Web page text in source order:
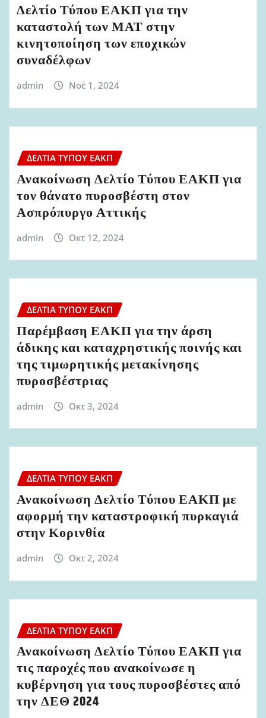
Δελτίο Τύπου ΕΑΚΠ για την
καταστολή των ΜΑΤ στην
κινητοποίηση των εποχικών
συναδέλφων
admin Νοέ 1, 2024
ΔΕΛΤΊΑ ΤΎΠΟΥ ΕΑΚΠ
Ανακοίνωση Δελτίο Τύπου ΕΑΚΠ για
τον θάνατο πυροσβέστη στον
Ασπρόπυργο Αττικής
admin Οκτ 12, 2024
ΔΕΛΤΊΑ ΤΎΠΟΥ ΕΑΚΠ
Παρέμβαση ΕΑΚΠ για την άρση
άδικης και καταχρηστικής ποινής και
της τιμωρητικής μετακίνησης
πυροσβέστριας
admin Οκτ 3, 2024
ΔΕΛΤΊΑ ΤΎΠΟΥ ΕΑΚΠ
Ανακοίνωση Δελτίο Τύπου ΕΑΚΠ με
αφορμή την καταστροφική πυρκαγιά
στην Κορινθία
admin Οκτ 2, 2024
ΔΕΛΤΊΑ ΤΎΠΟΥ ΕΑΚΠ
Ανακοίνωση Δελτίο Τύπου ΕΑΚΠ για
τις παροχές που ανακοίνωσε η
κυβέρνηση για τους πυροσβέστες από
την ΔΕΘ 2024